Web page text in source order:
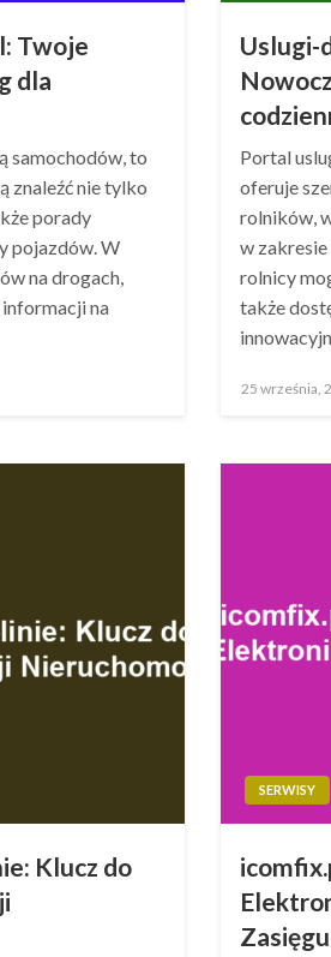
Twoje
dla
samochodów, to
znaleźć nie tylko
porady
pojazdów. W
na drogach,
na
Uslugi-
Portal
oferuje
rolników,
w
rolnicy
także
Opublikowane
25 września,
Klucz do
SERWISY